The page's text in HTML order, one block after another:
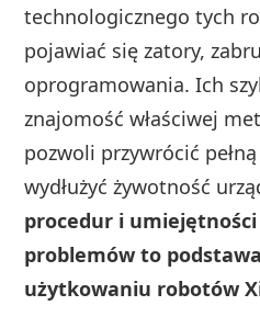
technologicznego tych
pojawiać się zatory,
oprogramowania. Ich
znajomość właściwej
pozwoli przywrócić
wydłużyć żywotność
procedur i
problemów to
użytkowaniu robotów